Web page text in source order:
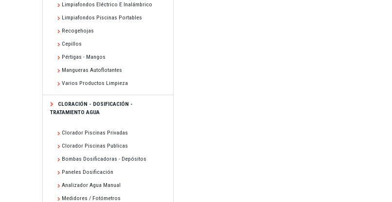
Limpiafondos Eléctrico E Inalámbrico
Limpiafondos Piscinas Portables
Recogehojas
Cepillos
Pértigas - Mangos
Mangueras Autoflotantes
Varios Productos Limpieza
CLORACIÓN - DOSIFICACIÓN -
TRATAMIENTO AGUA
Clorador Piscinas Privadas
Clorador Piscinas Publicas
Bombas Dosificadoras - Depósitos
Paneles Dosificación
Analizador Agua Manual
Medidores / Fotómetros